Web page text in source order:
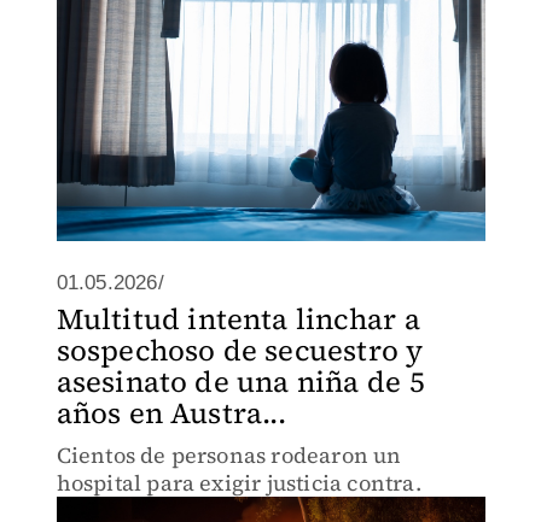
01.05.2026/
Multitud intenta linchar a
sospechoso de secuestro y
asesinato de una niña de 5
años en Austra...
Cientos de personas rodearon un
hospital para exigir justicia contra.